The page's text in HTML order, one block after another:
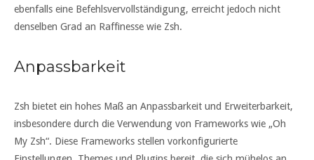
ebenfalls eine Befehlsvervollständigung, erreicht jedoch nicht
denselben Grad an Raffinesse wie Zsh.
Anpassbarkeit
Zsh bietet ein hohes Maß an Anpassbarkeit und Erweiterbarkeit,
insbesondere durch die Verwendung von Frameworks wie „Oh
My Zsh“. Diese Frameworks stellen vorkonfigurierte